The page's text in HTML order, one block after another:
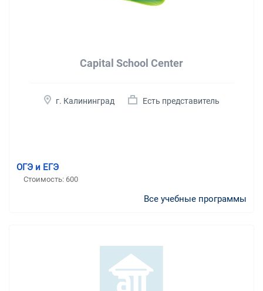
Capital School Center
г. Калининград Есть представитель
ОГЭ и ЕГЭ
Стоимость: 600
Все учебные программы